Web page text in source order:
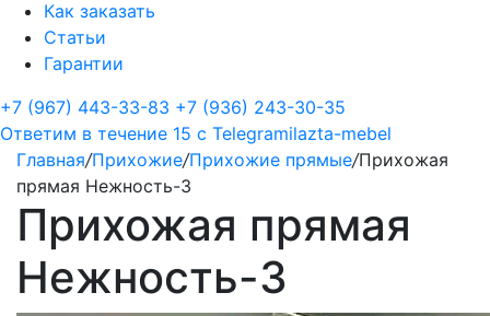
Как заказать
Статьи
Гарантии
+7 (967) 443-33-83 +7 (936) 243-30-35
Ответим в течение 15 с Telegramilazta-mebel
Главная/Прихожие/Прихожие прямые/Прихожая
прямая Нежность-3
Прихожая прямая
Нежность-3